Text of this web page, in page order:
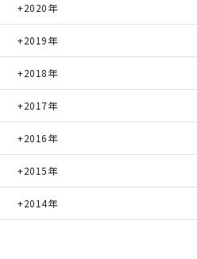
2020年
2019年
2018年
2017年
2016年
2015年
2014年